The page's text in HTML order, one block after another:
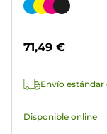
de
290
Cartucho
color
71,49 €
Envío
Disponible online